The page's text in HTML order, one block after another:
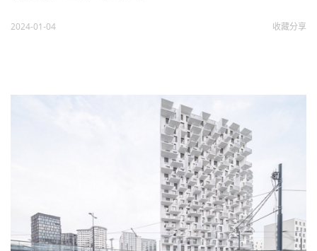
2024-01-04 收藏分享